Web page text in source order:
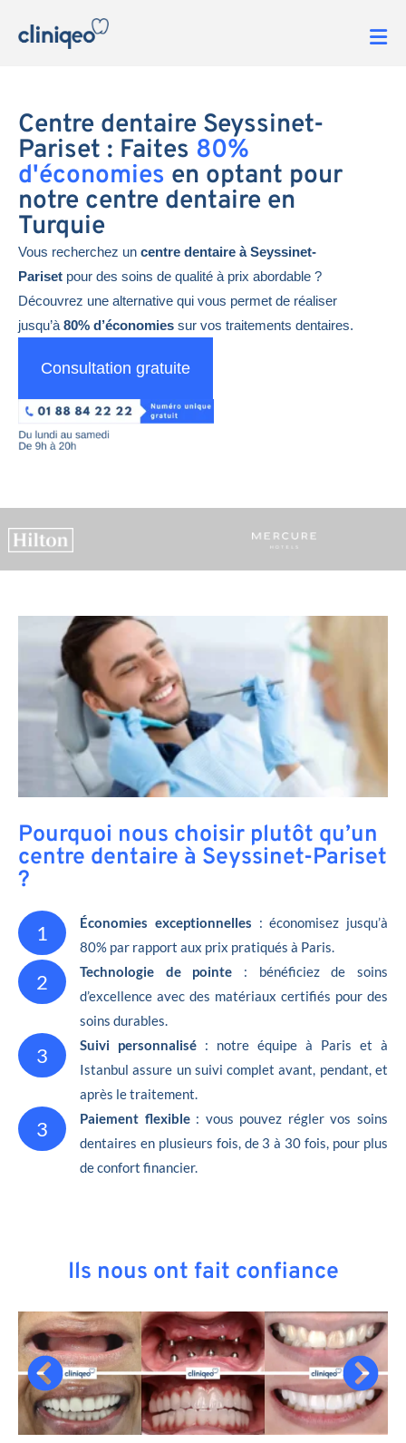
Centre dentaire Seyssinet-
Pariset : Faites 80%
d'économies en optant pour
notre centre dentaire en
Turquie
Vous recherchez un centre dentaire à Seyssinet-
Pariset pour des soins de qualité à prix abordable ?
Découvrez une alternative qui vous permet de réaliser
jusqu’à 80% d’économies sur vos traitements dentaires.
Consultation gratuite
Pourquoi nous choisir plutôt qu’un
centre dentaire à Seyssinet-Pariset
?
1 Économies exceptionnelles : économisez jusqu’à
80% par rapport aux prix pratiqués à Paris.
2 Technologie de pointe : bénéficiez de soins
d’excellence avec des matériaux certifiés pour des
soins durables.
3 Suivi personnalisé : notre équipe à Paris et à
Istanbul assure un suivi complet avant, pendant, et
après le traitement.
3 Paiement flexible: vous pouvez régler vos soins
dentaires en plusieurs fois, de 3 à 30 fois, pour plus
de confort financier.
Ils nous ont fait confiance